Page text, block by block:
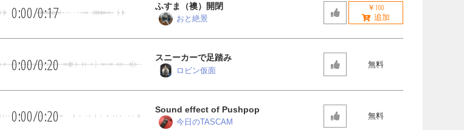
0:00/0:17 ふすま（襖）開閉
おと絶景
￥100
0:00/0:20 スニーカーで足踏み
ロビン仮面
無料
0:00/0:20 Sound effect of Pushpop
今日のTASCAM
無料